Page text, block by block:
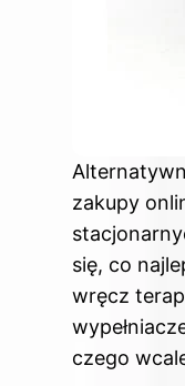
zakupy
się, co
wręcz
czego